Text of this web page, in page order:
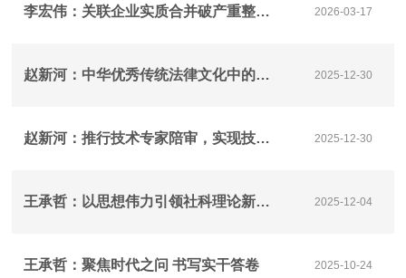
李宏伟：关联企业实质合并破产重整的审查标准 2026-03-17
赵新河：中华优秀传统法律文化中的情理原则与现代法治的融合 2025-12-30
赵新河：推行技术专家陪审，实现技术争议审判专业化 2025-12-30
王承哲：以思想伟力引领社科理论新实践 2025-12-04
王承哲：聚焦时代之问 书写实干答卷 2025-10-24